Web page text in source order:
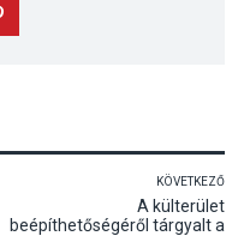
KÖVETKEZŐ
A külterület
beépíthetőségéről tárgyalt a